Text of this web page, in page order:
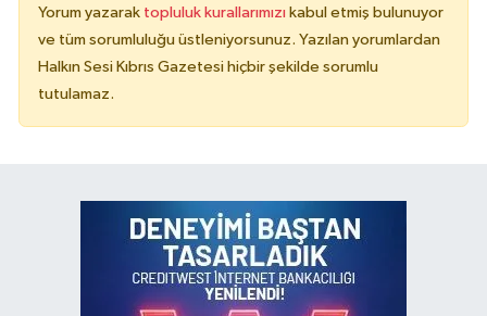
Yorum yazarak topluluk kurallarımızı kabul etmiş bulunuyor
ve tüm sorumluluğu üstleniyorsunuz. Yazılan yorumlardan
Halkın Sesi Kıbrıs Gazetesi hiçbir şekilde sorumlu
tutulamaz.